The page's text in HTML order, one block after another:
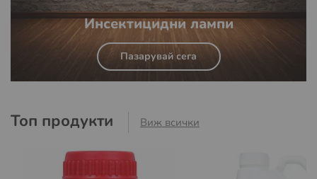
Инсектицидни лампи
Пазарувай сега
Топ продукти Виж всички